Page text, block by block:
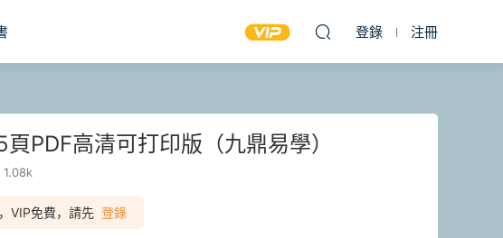
登錄 注冊
PDF高清可打印版（九鼎易學）
1.08k
VIP免費，請先 登錄